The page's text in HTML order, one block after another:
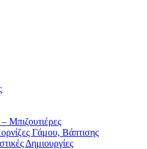
Μπιζουτιέρες
Γάμου, Βάπτισης
Δημιουργίες